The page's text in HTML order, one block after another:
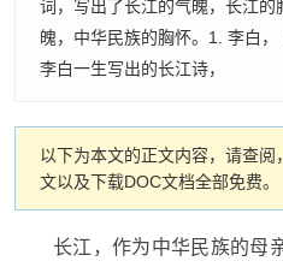
词，写出了长江的气魄，长江
魄，中华民族的胸怀。1. 李白
李白一生写出的长江诗，
以下为本文的正文内容，请查
文以及下载DOC文档全部免费。
长江，作为中华民族的母